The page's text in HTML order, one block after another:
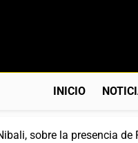
INICIO
sobre la presencia de